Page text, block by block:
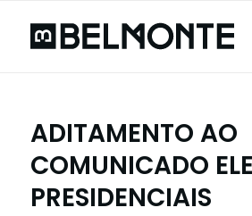
ADITAMENTO AO
COMUNICADO
PRESIDENCIAIS